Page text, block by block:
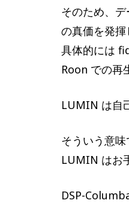
そのため、
の真価を発揮
具体的には
Roon での再
LUMIN は自
そういう意味
LUMIN はお
DSP-